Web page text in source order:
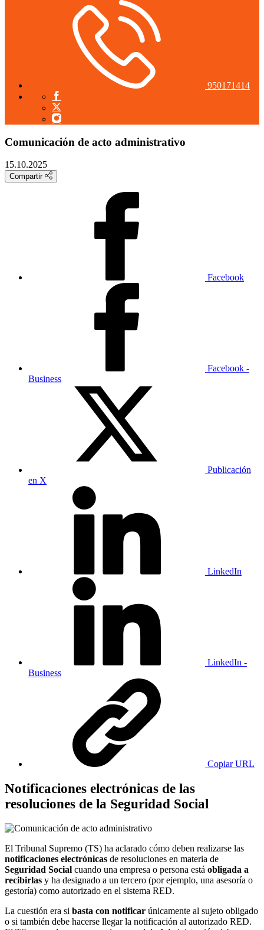
950171414
Comunicación de acto administrativo
15.10.2025
Compartir
Facebook
Facebook -
Business
Publicación
en X
LinkedIn
LinkedIn -
Business
Copiar URL
Notificaciones electrónicas de las
resoluciones de la Seguridad Social
El Tribunal Supremo (TS) ha aclarado cómo deben realizarse las
notificaciones electrónicas de resoluciones en materia de
Seguridad Social cuando una empresa o persona está obligada a
recibirlas y ha designado a un tercero (por ejemplo, una asesoría o
gestoría) como autorizado en el sistema RED.
La cuestión era si basta con notificar únicamente al sujeto obligado
o si también debe hacerse llegar la notificación al autorizado RED.